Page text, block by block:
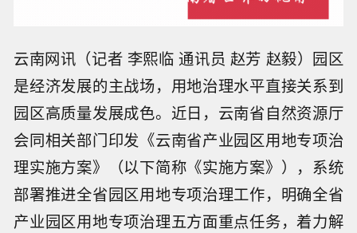
云南网讯（记者 李熙临 通讯员 赵芳 赵毅）园区
是经济发展的主战场，用地治理水平直接关系到
园区高质量发展成色。近日，云南省自然资源厅
会同相关部门印发《云南省产业园区用地专项治
理实施方案》（以下简称《实施方案》），系统
部署推进全省园区用地专项治理工作，明确全省
产业园区用地专项治理五方面重点任务，着力解